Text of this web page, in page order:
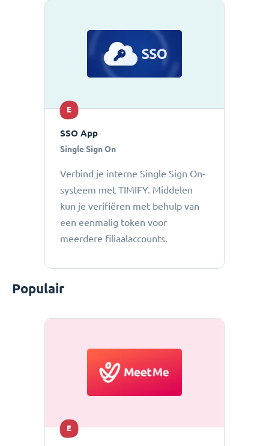
E
SSO App
Single Sign On
Verbind je interne Single Sign On-
systeem met TIMIFY. Middelen
kun je verifiëren met behulp van
een eenmalig token voor
meerdere filiaalaccounts.
Populair
E